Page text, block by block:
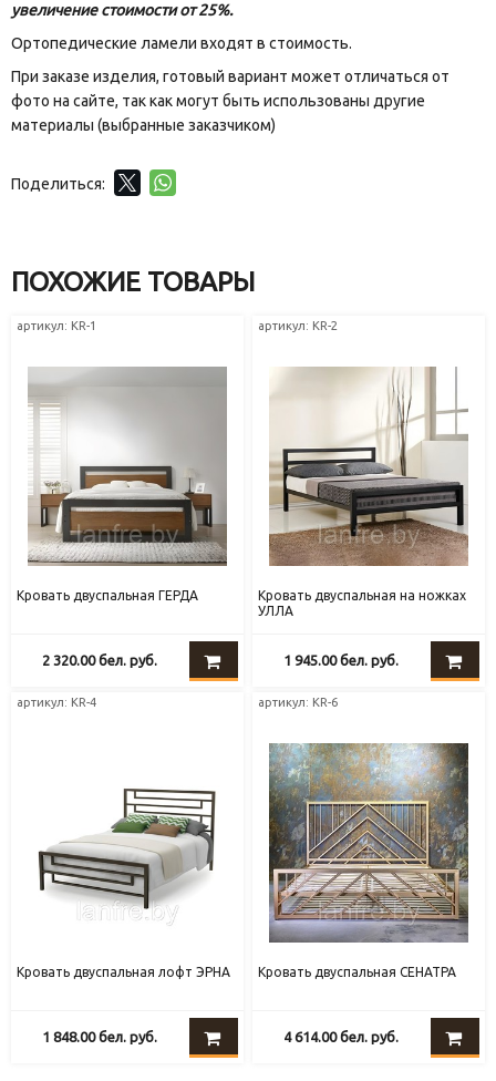
увеличение стоимости от 25%.
Ортопедические ламели входят в стоимость.
При заказе изделия, готовый вариант может отличаться от
фото на сайте, так как могут быть использованы другие
материалы (выбранные заказчиком)
Поделиться:
ПОХОЖИЕ ТОВАРЫ
артикул: KR-1
Кровать двуспальная ГЕРДА
2 320.00бел. руб.
артикул: KR-2
Кровать двуспальная на ножках
УЛЛА
1 945.00бел. руб.
артикул: KR-4
Кровать двуспальная лофт ЭРНА
1 848.00бел. руб.
артикул: KR-6
Кровать двуспальная СЕНАТРА
4 614.00бел. руб.